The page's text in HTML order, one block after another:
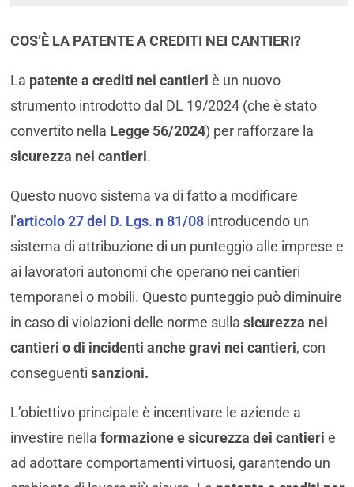
COS’È LA PATENTE A CREDITI NEI CANTIERI?
La patente a crediti nei cantieri è un nuovo
strumento introdotto dal DL 19/2024 (che è stato
convertito nella Legge 56/2024) per rafforzare la
sicurezza nei cantieri.
Questo nuovo sistema va di fatto a modificare
l’articolo 27 del D. Lgs. n 81/08 introducendo un
sistema di attribuzione di un punteggio alle imprese e
ai lavoratori autonomi che operano nei cantieri
temporanei o mobili. Questo punteggio può diminuire
in caso di violazioni delle norme sulla sicurezza nei
cantieri o di incidenti anche gravi nei cantieri, con
conseguenti sanzioni.
L’obiettivo principale è incentivare le aziende a
investire nella formazione e sicurezza dei cantieri e
ad adottare comportamenti virtuosi, garantendo un